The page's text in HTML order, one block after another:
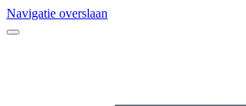
Navigatie overslaan